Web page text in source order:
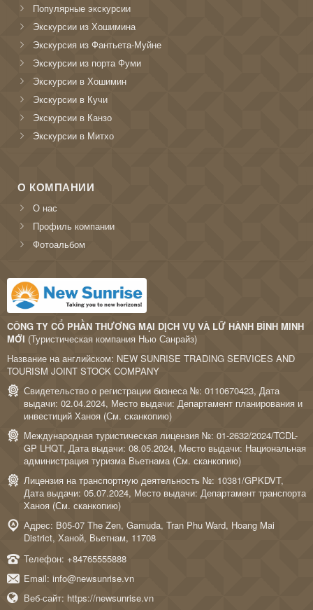
Популярные экскурсии
Экскурсии из Хошимина
Экскурсия из Фантьета-Муйне
Экскурсии из порта Фуми
Экскурсии в Хошимин
Экскурсии в Кучи
Экскурсии в Канзо
Экскурсии в Митхо
О КОМПАНИИ
О нас
Профиль компании
Фотоальбом
CÔNG TY CỔ PHẦN THƯƠNG MẠI DỊCH VỤ VÀ LỮ HÀNH BÌNH MINH
MỚI (Туристическая компания Нью Санрайз)
Название на английском: NEW SUNRISE TRADING SERVICES AND
TOURISM JOINT STOCK COMPANY
Свидетельство о регистрации бизнеса №: 0110670423, Дата
выдачи: 02.04.2024, Место выдачи: Департамент планирования и
инвестиций Ханоя (См. сканкопию)
Международная туристическая лицензия №: 01-2632/2024/TCDL-
GP LHQT, Дата выдачи: 08.05.2024, Место выдачи: Национальная
администрация туризма Вьетнама (См. сканкопию)
Лицензия на транспортную деятельность №: 10381/GPKDVT,
Дата выдачи: 05.07.2024, Место выдачи: Департамент транспорта
Ханоя (См. сканкопию)
Адрес: B05-07 The Zen, Gamuda, Tran Phu Ward, Hoang Mai
District, Ханой, Вьетнам, 11708
Телефон: +84765555888
Email: info@newsunrise.vn
Веб-сайт: https://newsunrise.vn